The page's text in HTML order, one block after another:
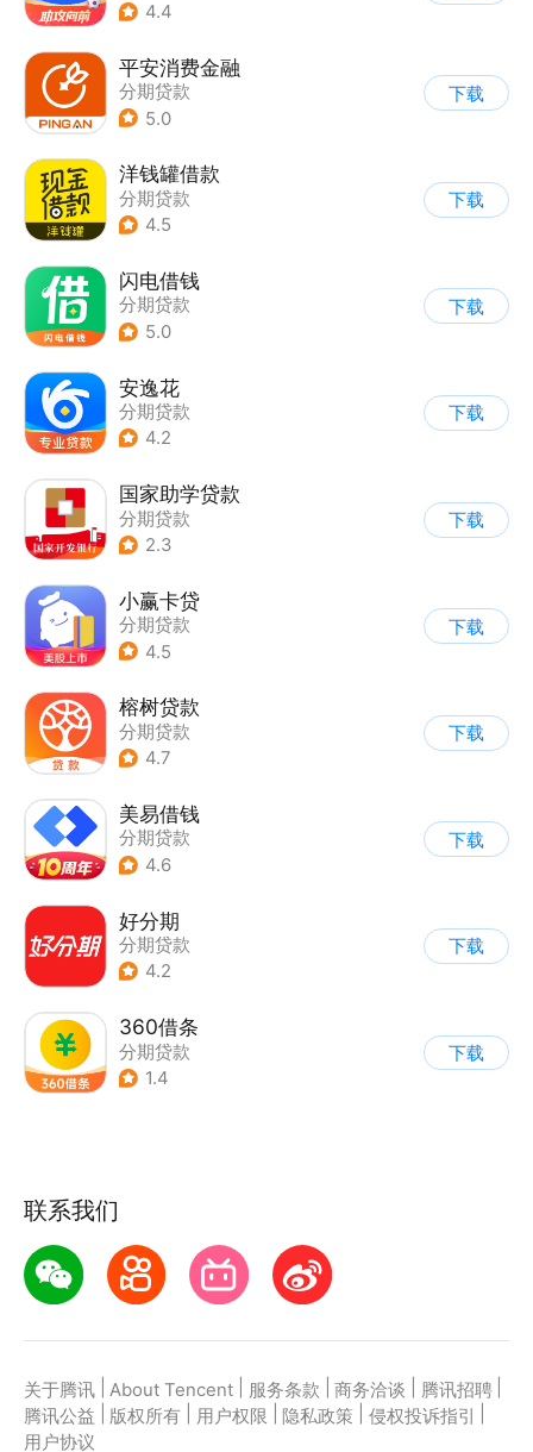
4.4
平安消费金融
分期贷款
5.0
下载
洋钱罐借款
分期贷款
4.5
下载
闪电借钱
分期贷款
5.0
下载
安逸花
分期贷款
4.2
下载
国家助学贷款
分期贷款
2.3
下载
小赢卡贷
分期贷款
4.5
下载
榕树贷款
分期贷款
4.7
下载
美易借钱
分期贷款
4.6
下载
好分期
分期贷款
4.2
下载
360借条
分期贷款
1.4
下载
联系我们
关于腾讯 About Tencent 服务条款 商务洽谈 腾讯招聘
腾讯公益
版权所有 用户权限 隐私政策 侵权投诉指引
用户协议